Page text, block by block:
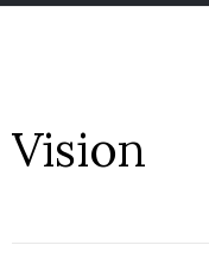
Vision